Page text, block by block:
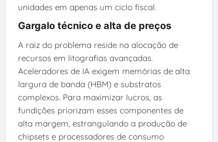
unidades em apenas um ciclo fiscal.
Gargalo técnico e alta de preços
A raiz do problema reside na alocação de
recursos em litografias avançadas.
Aceleradores de IA exigem memórias de alta
largura de banda (HBM) e substratos
complexos. Para maximizar lucros, as
fundições priorizam esses componentes de
alta margem, estrangulando a produção de
chipsets e processadores de consumo